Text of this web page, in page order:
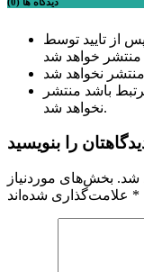
از تایید توسط
باشد منتشر
نخواهد شد.
را بنویسید
شد. بخش‌های موردنیاز
*